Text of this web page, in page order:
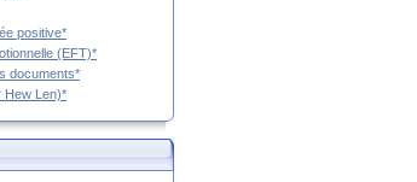
positive*
(EFT)*
documents*
Hew Len)*